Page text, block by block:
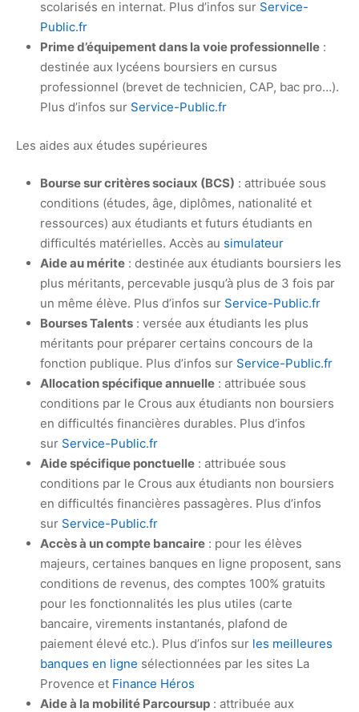
scolarisés en internat. Plus d’infos sur Service-
Public.fr
Prime d’équipement dans la voie professionnelle :
destinée aux lycéens boursiers en cursus
professionnel (brevet de technicien, CAP, bac pro…).
Plus d’infos sur Service-Public.fr
Les aides aux études supérieures
Bourse sur critères sociaux (BCS) : attribuée sous
conditions (études, âge, diplômes, nationalité et
ressources) aux étudiants et futurs étudiants en
difficultés matérielles. Accès au simulateur
Aide au mérite : destinée aux étudiants boursiers les
plus méritants, percevable jusqu’à plus de 3 fois par
un même élève. Plus d’infos sur Service-Public.fr
Bourses Talents : versée aux étudiants les plus
méritants pour préparer certains concours de la
fonction publique. Plus d’infos sur Service-Public.fr
Allocation spécifique annuelle : attribuée sous
conditions par le Crous aux étudiants non boursiers
en difficultés financières durables. Plus d’infos
sur Service-Public.fr
Aide spécifique ponctuelle : attribuée sous
conditions par le Crous aux étudiants non boursiers
en difficultés financières passagères. Plus d’infos
sur Service-Public.fr
Accès à un compte bancaire : pour les élèves
majeurs, certaines banques en ligne proposent, sans
conditions de revenus, des comptes 100% gratuits
pour les fonctionnalités les plus utiles (carte
bancaire, virements instantanés, plafond de
paiement élevé etc.). Plus d’infos sur les meilleures
banques en ligne sélectionnées par les sites La
Provence et Finance Héros
Aide à la mobilité Parcoursup : attribuée aux